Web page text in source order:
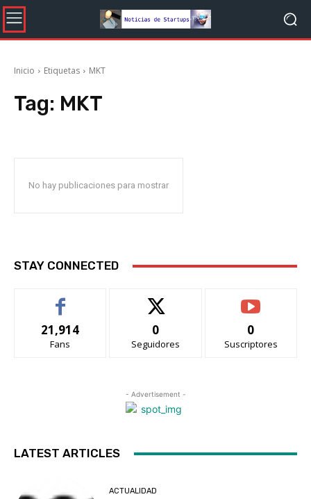
Inicio Etiquetas MKT
Tag: MKT
No hay publicaciones para mostrar
STAY CONNECTED
21,914
Fans
0
Seguidores
0
Suscriptores
- Advertisement -
LATEST ARTICLES
ACTUALIDAD